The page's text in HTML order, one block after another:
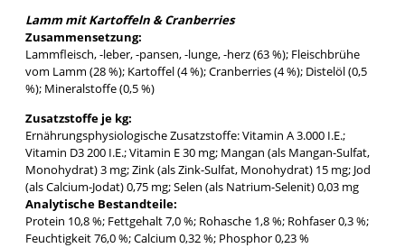
Lamm mit Kartoffeln & Cranberries
Zusammensetzung:
Lammfleisch, -leber, -pansen, -lunge, -herz (63 %); Fleischbrühe
vom Lamm (28 %); Kartoffel (4 %); Cranberries (4 %); Distelöl (0,5
%); Mineralstoffe (0,5 %)
Zusatzstoffe je kg:
Ernährungsphysiologische Zusatzstoffe: Vitamin A 3.000 I.E.;
Vitamin D3 200 I.E.; Vitamin E 30 mg; Mangan (als Mangan-Sulfat,
Monohydrat) 3 mg; Zink (als Zink-Sulfat, Monohydrat) 15 mg; Jod
(als Calcium-Jodat) 0,75 mg; Selen (als Natrium-Selenit) 0,03 mg
Analytische Bestandteile:
Protein 10,8 %; Fettgehalt 7,0 %; Rohasche 1,8 %; Rohfaser 0,3 %;
Feuchtigkeit 76,0 %; Calcium 0,32 %; Phosphor 0,23 %